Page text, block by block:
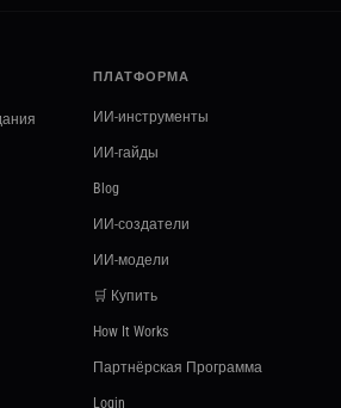
ПЛАТФОРМА
ИИ-инструменты
ИИ-гайды
Blog
ИИ-создатели
ИИ-модели
🛒 Купить
How It Works
Партнёрская Программа
Login